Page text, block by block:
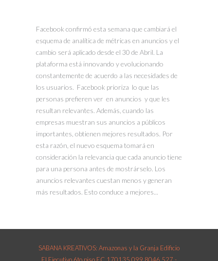
Facebook confirmó esta semana que cambiará el
esquema de analítica de métricas en anuncios y el
cambio será aplicado desde el 30 de Abril. La
plataforma está innovando y evolucionando
constantemente de acuerdo a las necesidades de
los usuarios. Facebook prioriza lo que las
personas prefieren ver en anuncios y que les
resultan relevantes. Además, cuando las
empresas muestran sus anuncios a públicos
importantes, obtienen mejores resultados. Por
esta razón, el nuevo esquema tomará en
consideración la relevancia que cada anuncio tiene
para una persona antes de mostrárselo. Los
anuncios relevantes cuestan menos y generan
más resultados. Esto conduce a mejores...
SABANA KREATIVOS: Amazonas y la Granja Edificio